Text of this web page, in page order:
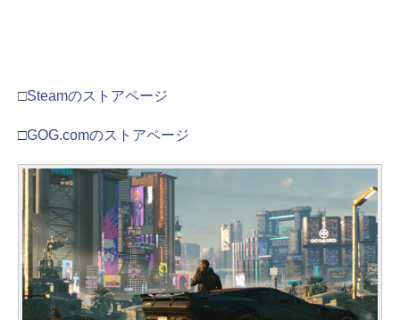
□Steamのストアページ
□GOG.comのストアページ